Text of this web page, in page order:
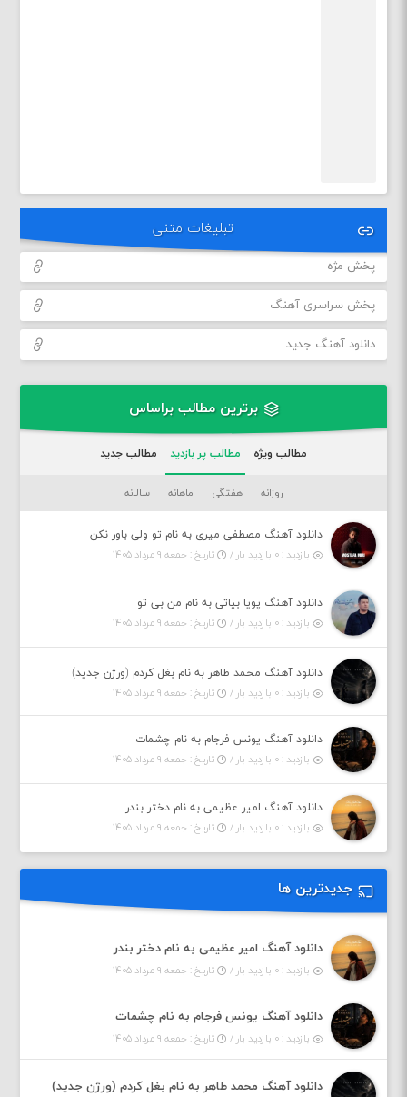
تبلیغات متنی
پخش مژه
پخش سراسری آهنگ
دانلود آهنگ جدید
برترین مطالب براساس
مطالب ویژه مطالب پر بازدید مطالب جدید
روزانه هفتگی ماهانه سالانه
دانلود آهنگ مصطفی میری به نام تو ولی باور نکن
بازدید : ۰ بازدید بار /
تاریخ : جمعه ۹ مرداد ۱۴۰۵
دانلود آهنگ پویا بیاتی به نام من بی تو
بازدید : ۰ بازدید بار /
تاریخ : جمعه ۹ مرداد ۱۴۰۵
دانلود آهنگ محمد طاهر به نام بغل کردم (ورژن جدید)
بازدید : ۰ بازدید بار /
تاریخ : جمعه ۹ مرداد ۱۴۰۵
دانلود آهنگ یونس فرجام به نام چشمات
بازدید : ۰ بازدید بار /
تاریخ : جمعه ۹ مرداد ۱۴۰۵
دانلود آهنگ امیر عظیمی به نام دختر بندر
بازدید : ۰ بازدید بار /
تاریخ : جمعه ۹ مرداد ۱۴۰۵
جدیدترین ها
دانلود آهنگ امیر عظیمی به نام دختر بندر
بازدید : ۰ بازدید بار / تاریخ : جمعه ۹ مرداد ۱۴۰۵
دانلود آهنگ یونس فرجام به نام چشمات
بازدید : ۰ بازدید بار / تاریخ : جمعه ۹ مرداد ۱۴۰۵
دانلود آهنگ محمد طاهر به نام بغل کردم (ورژن جدید)